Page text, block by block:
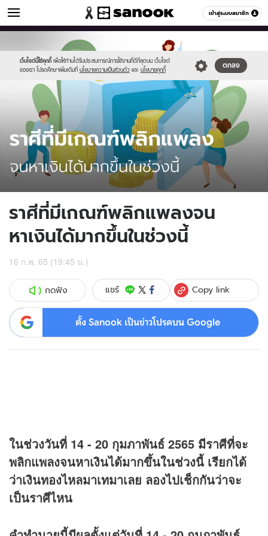
เข้าสู่ระบบสมาชิก
ดูดวง หมวดอื่นๆ
เว็บไซต์นี้ใช้คุกกี้ เพื่อให้ท่านได้รับประสบการณ์การใช้งานที่ดีที่สุดบน เว็บไซต์
ของเรา โปรดศึกษาเพิ่มเติมที่ นโยบายความเป็นส่วนตัว และ นโยบายคุกกี้
ตกลง
//s.isanook.com/sr/0/images/logo-
new-
sanook.png
//s.isanook.com/ho/0/ud/44/223709/674034.jpg
ราศีที่มีเกณฑ์พลิกแพลงจน
หาเงินได้มากขึ้นในช่วงนี้
16 ก.พ. 65 (19:45 น.)
กดฟัง แชร์ Copy link
ตั้ง Sanook เป็นข่าวโปรดบน Google
ในช่วงวันที่ 14 - 20 กุมภาพันธ์ 2565 มีราศีที่จะ
พลิกแพลงจนหาเงินได้มากขึ้นในช่วงนี้ เรียกได้
ว่าเงินทองไหลมาเทมาเลย ลองไปเช็กกันว่าจะ
เป็นราศีไหน